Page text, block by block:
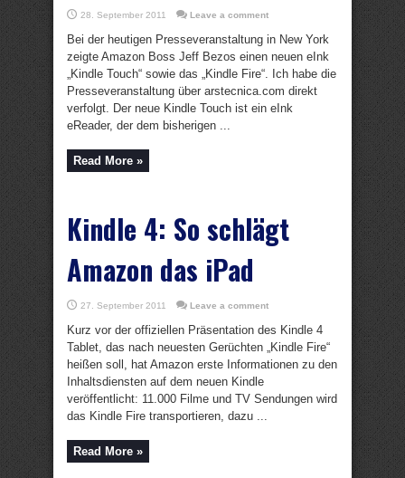
28. September 2011 Leave a comment
Bei der heutigen Presseveranstaltung in New York
zeigte Amazon Boss Jeff Bezos einen neuen eInk
„Kindle Touch“ sowie das „Kindle Fire“. Ich habe die
Presseveranstaltung über arstecnica.com direkt
verfolgt. Der neue Kindle Touch ist ein eInk
eReader, der dem bisherigen ...
Read More »
Kindle 4: So schlägt
Amazon das iPad
27. September 2011 Leave a comment
Kurz vor der offiziellen Präsentation des Kindle 4
Tablet, das nach neuesten Gerüchten „Kindle Fire“
heißen soll, hat Amazon erste Informationen zu den
Inhaltsdiensten auf dem neuen Kindle
veröffentlicht: 11.000 Filme und TV Sendungen wird
das Kindle Fire transportieren, dazu ...
Read More »